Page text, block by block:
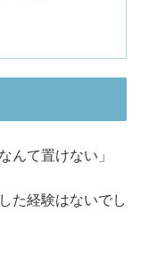
んて置けない」
た経験はないでし